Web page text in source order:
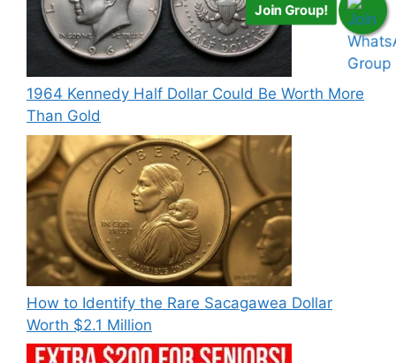
1964 Kennedy Half Dollar Could Be Worth More
Than Gold
How to Identify the Rare Sacagawea Dollar
Worth $2.1 Million
Join Group!